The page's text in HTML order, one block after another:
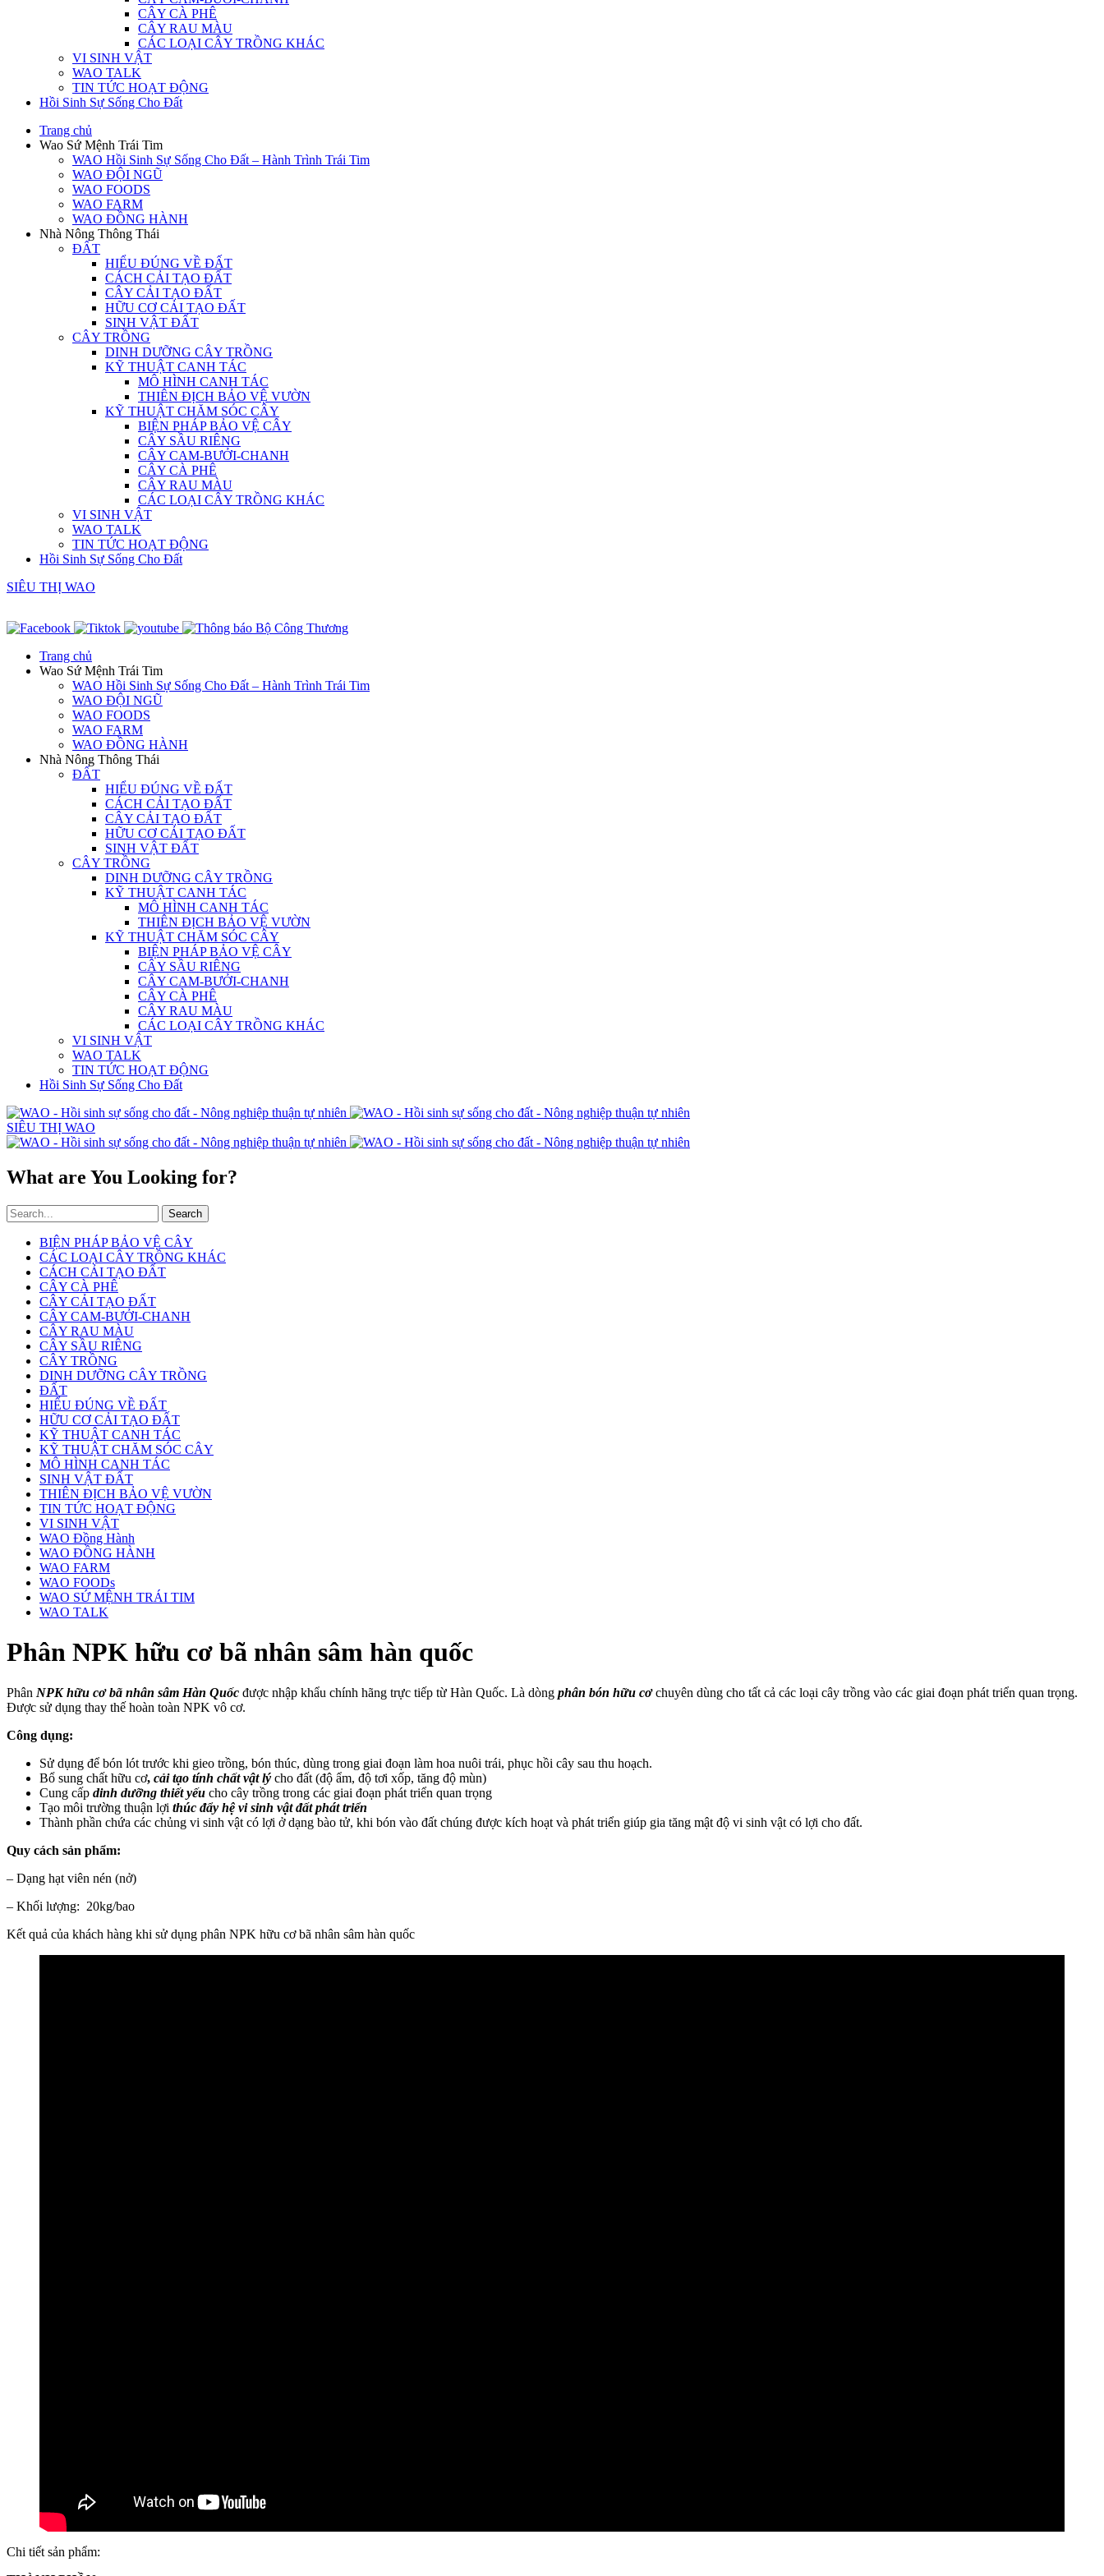
CÂY CÀ PHÊ
CÂY RAU MÀU
CÁC LOẠI CÂY TRỒNG KHÁC
VI SINH VẬT
WAO TALK
TIN TỨC HOẠT ĐỘNG
Hồi Sinh Sự Sống Cho Đất
Trang chủ
Wao Sứ Mệnh Trái Tim
WAO Hồi Sinh Sự Sống Cho Đất – Hành Trình Trái Tim
WAO ĐỘI NGŨ
WAO FOODS
WAO FARM
WAO ĐỒNG HÀNH
Nhà Nông Thông Thái
ĐẤT
HIỂU ĐÚNG VỀ ĐẤT
CÁCH CẢI TẠO ĐẤT
CÂY CẢI TẠO ĐẤT
HỮU CƠ CẢI TẠO ĐẤT
SINH VẬT ĐẤT
CÂY TRỒNG
DINH DƯỠNG CÂY TRỒNG
KỸ THUẬT CANH TÁC
MÔ HÌNH CANH TÁC
THIÊN ĐỊCH BẢO VỆ VƯỜN
KỸ THUẬT CHĂM SÓC CÂY
BIỆN PHÁP BẢO VỆ CÂY
CÂY SẦU RIÊNG
CÂY CAM-BƯỞI-CHANH
CÂY CÀ PHÊ
CÂY RAU MÀU
CÁC LOẠI CÂY TRỒNG KHÁC
VI SINH VẬT
WAO TALK
TIN TỨC HOẠT ĐỘNG
Hồi Sinh Sự Sống Cho Đất
SIÊU THỊ WAO
Trang chủ
Wao Sứ Mệnh Trái Tim
WAO Hồi Sinh Sự Sống Cho Đất – Hành Trình Trái Tim
WAO ĐỘI NGŨ
WAO FOODS
WAO FARM
WAO ĐỒNG HÀNH
Nhà Nông Thông Thái
ĐẤT
HIỂU ĐÚNG VỀ ĐẤT
CÁCH CẢI TẠO ĐẤT
CÂY CẢI TẠO ĐẤT
HỮU CƠ CẢI TẠO ĐẤT
SINH VẬT ĐẤT
CÂY TRỒNG
DINH DƯỠNG CÂY TRỒNG
KỸ THUẬT CANH TÁC
MÔ HÌNH CANH TÁC
THIÊN ĐỊCH BẢO VỆ VƯỜN
KỸ THUẬT CHĂM SÓC CÂY
BIỆN PHÁP BẢO VỆ CÂY
CÂY SẦU RIÊNG
CÂY CAM-BƯỞI-CHANH
CÂY CÀ PHÊ
CÂY RAU MÀU
CÁC LOẠI CÂY TRỒNG KHÁC
VI SINH VẬT
WAO TALK
TIN TỨC HOẠT ĐỘNG
Hồi Sinh Sự Sống Cho Đất
SIÊU THỊ WAO
What are You Looking for?
Search
BIỆN PHÁP BẢO VỆ CÂY
CÁC LOẠI CÂY TRỒNG KHÁC
CÁCH CẢI TẠO ĐẤT
CÂY CÀ PHÊ
CÂY CẢI TẠO ĐẤT
CÂY CAM-BƯỞI-CHANH
CÂY RAU MÀU
CÂY SẦU RIÊNG
CÂY TRỒNG
DINH DƯỠNG CÂY TRỒNG
ĐẤT
HIỂU ĐÚNG VỀ ĐẤT
HỮU CƠ CẢI TẠO ĐẤT
KỸ THUẬT CANH TÁC
KỸ THUẬT CHĂM SÓC CÂY
MÔ HÌNH CANH TÁC
SINH VẬT ĐẤT
THIÊN ĐỊCH BẢO VỆ VƯỜN
TIN TỨC HOẠT ĐỘNG
VI SINH VẬT
WAO Đồng Hành
WAO ĐỒNG HÀNH
WAO FARM
WAO FOODs
WAO SỨ MỆNH TRÁI TIM
WAO TALK
Phân NPK hữu cơ bã nhân sâm hàn quốc
Phân NPK hữu cơ bã nhân sâm Hàn Quốc được nhập khẩu chính hãng trực tiếp từ Hàn Quốc. Là dòng phân bón hữu cơchuyên dùng cho tất cả các loại cây trồng vào các giai đoạn phát triển quan trọng.
Được sử dụng thay thế hoàn toàn NPK vô cơ.
Công dụng:
Sử dụng để bón lót trước khi gieo trồng, bón thúc, dùng trong giai đoạn làm hoa nuôi trái, phục hồi cây sau thu hoạch.
Bổ sung chất hữu cơ, cải tạo tính chất vật lý cho đất (độ ẩm, độ tơi xốp, tăng độ mùn)
Cung cấp dinh dưỡng thiết yếu cho cây trồng trong các giai đoạn phát triển quan trọng
Tạo môi trường thuận lợi thúc đẩy hệ vi sinh vật đất phát triển
Thành phần chứa các chủng vi sinh vật có lợi ở dạng bào tử, khi bón vào đất chúng được kích hoạt và phát triển giúp gia tăng mật độ vi sinh vật có lợi cho đất.
Quy cách sản phẩm:
– Dạng hạt viên nén (nở)
– Khối lượng: 20kg/bao
Kết quả của khách hàng khi sử dụng phân NPK hữu cơ bã nhân sâm hàn quốc
Chi tiết sản phẩm: